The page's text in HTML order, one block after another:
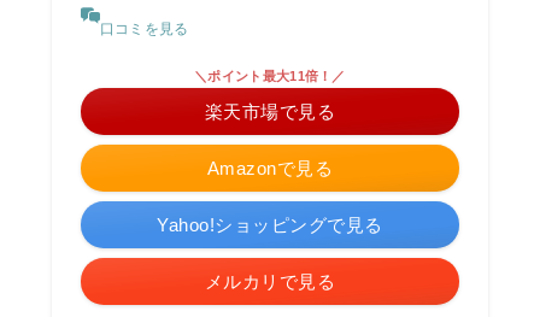
口コミを見る
Amazonで見る
＼ポイント最大11倍！／
楽天市場で見る
Yahoo!ショッピングで見る
メルカリで見る